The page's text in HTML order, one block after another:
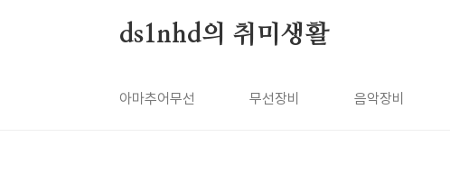
ds1nhd의 취미생활
아마추어무선 무선장비 음악장비